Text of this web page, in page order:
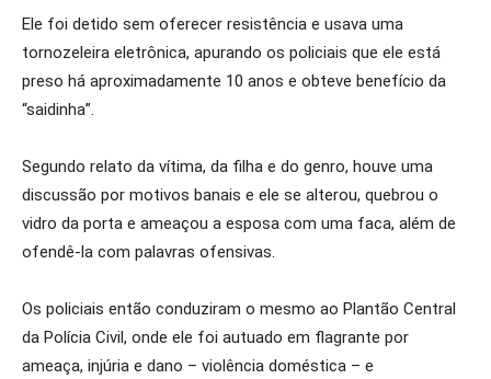
Ele foi detido sem oferecer resistência e usava uma
tornozeleira eletrônica, apurando os policiais que ele está
preso há aproximadamente 10 anos e obteve benefício da
“saidinha”.
Segundo relato da vítima, da filha e do genro, houve uma
discussão por motivos banais e ele se alterou, quebrou o
vidro da porta e ameaçou a esposa com uma faca, além de
ofendê-la com palavras ofensivas.
Os policiais então conduziram o mesmo ao Plantão Central
da Polícia Civil, onde ele foi autuado em flagrante por
ameaça, injúria e dano – violência doméstica – e